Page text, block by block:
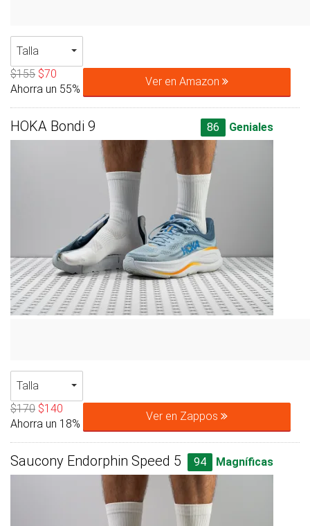
Talla
$155 $70
Ahorra un 55%
Ver en Amazon
HOKA Bondi 9 86 Geniales
Talla
$170 $140
Ahorra un 18%
Ver en Zappos
Saucony Endorphin Speed 5 94 Magníficas